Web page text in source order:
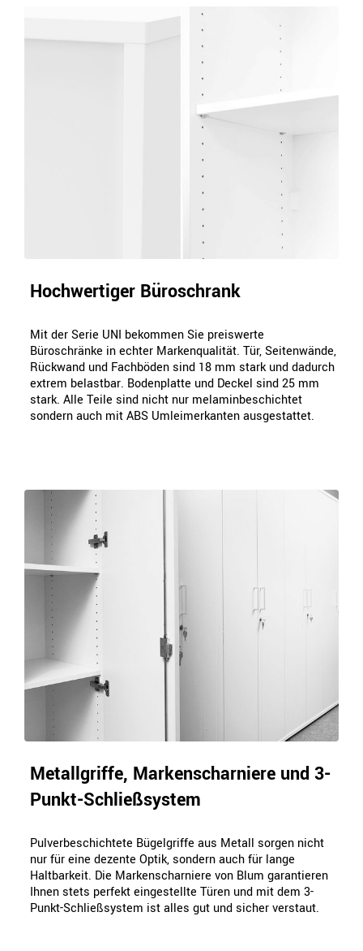
Hochwertiger Büroschrank
Mit der Serie UNI bekommen Sie preiswerte
Büroschränke in echter Markenqualität. Tür, Seitenwände,
Rückwand und Fachböden sind 18 mm stark und dadurch
extrem belastbar. Bodenplatte und Deckel sind 25 mm
stark. Alle Teile sind nicht nur melaminbeschichtet
sondern auch mit ABS Umleimerkanten ausgestattet.
Metallgriffe, Markenscharniere und 3-
Punkt-Schließsystem
Pulverbeschichtete Bügelgriffe aus Metall sorgen nicht
nur für eine dezente Optik, sondern auch für lange
Haltbarkeit. Die Markenscharniere von Blum garantieren
Ihnen stets perfekt eingestellte Türen und mit dem 3-
Punkt-Schließsystem ist alles gut und sicher verstaut.